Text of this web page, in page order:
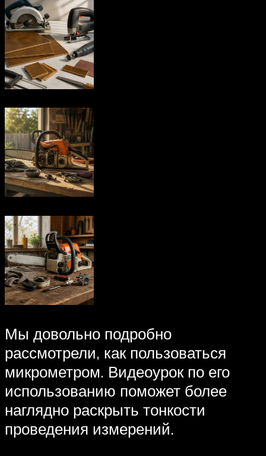
Мы довольно подробно
рассмотрели, как пользоваться
микрометром. Видеоурок по его
использованию поможет более
наглядно раскрыть тонкости
проведения измерений.